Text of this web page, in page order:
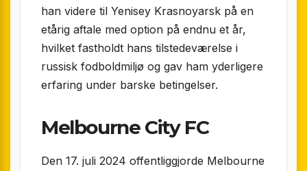
han videre til Yenisey Krasnoyarsk på en
etårig aftale med option på endnu et år,
hvilket fastholdt hans tilstedeværelse i
russisk fodboldmiljø og gav ham yderligere
erfaring under barske betingelser.
Melbourne City FC
Den 17. juli 2024 offentliggjorde Melbourne